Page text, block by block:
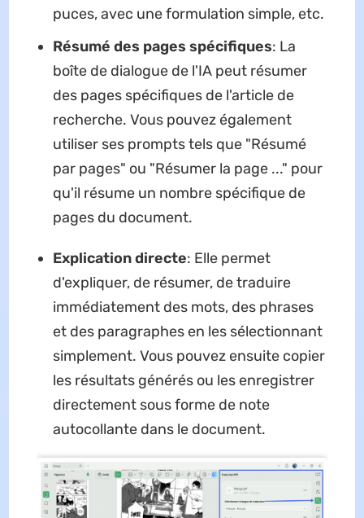
puces, avec une formulation simple, etc.
Résumé des pages spécifiques: La
boîte de dialogue de l'IA peut résumer
des pages spécifiques de l'article de
recherche. Vous pouvez également
utiliser ses prompts tels que "Résumé
par pages" ou "Résumer la page ..." pour
qu'il résume un nombre spécifique de
pages du document.
Explication directe: Elle permet
d'expliquer, de résumer, de traduire
immédiatement des mots, des phrases
et des paragraphes en les sélectionnant
simplement. Vous pouvez ensuite copier
les résultats générés ou les enregistrer
directement sous forme de note
autocollante dans le document.